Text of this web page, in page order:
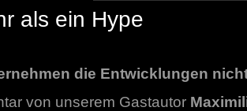
als ein Hype
die Entwicklungen
von unserem Gastautor